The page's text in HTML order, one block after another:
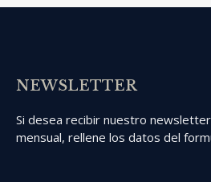
NEWSLETTER
Si desea recibir nuestro newsletter
mensual, rellene los datos del